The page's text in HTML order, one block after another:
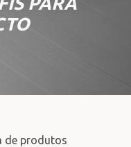
de produtos